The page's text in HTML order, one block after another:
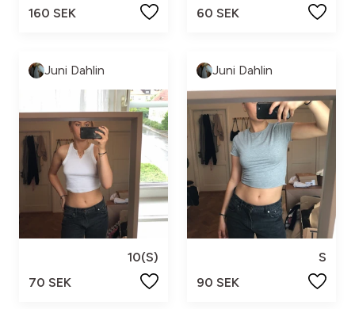
160 SEK 60 SEK
Juni Dahlin
10(S)
70 SEK
Juni Dahlin
S
90 SEK